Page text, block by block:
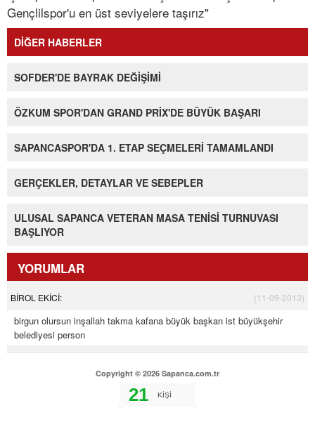
Gençlilspor'u en üst seviyelere taşırız"
DİĞER HABERLER
SOFDER'DE BAYRAK DEĞİŞİMİ
ÖZKUM SPOR'DAN GRAND PRİX'DE BÜYÜK BAŞARI
SAPANCASPOR'DA 1. ETAP SEÇMELERİ TAMAMLANDI
GERÇEKLER, DETAYLAR VE SEBEPLER
ULUSAL SAPANCA VETERAN MASA TENİSİ TURNUVASI
BAŞLIYOR
YORUMLAR
BİROL EKİCİ: (11-09-2013)
birgun olursun inşallah takma kafana büyük başkan ist büyükşehir
belediyesi person
Copyright © 2026 Sapanca.com.tr